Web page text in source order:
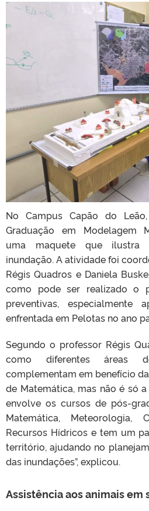
No Campus Capão do
Graduação em Modelagem
uma maquete que ilustra
inundação. A atividade foi
Régis Quadros e Daniela
como pode ser realizado o
preventivas, especialmente
enfrentada em Pelotas no ano
Segundo o professor Régis
como diferentes áreas
complementam em benefício
de Matemática, mas não é só
envolve os cursos de pós-
Matemática, Meteorologia,
Recursos Hídricos e tem um
território, ajudando no
das inundações”, explicou.
Assistência aos animais em